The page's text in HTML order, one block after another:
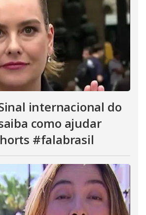
internacional do
como ajudar
#falabrasil